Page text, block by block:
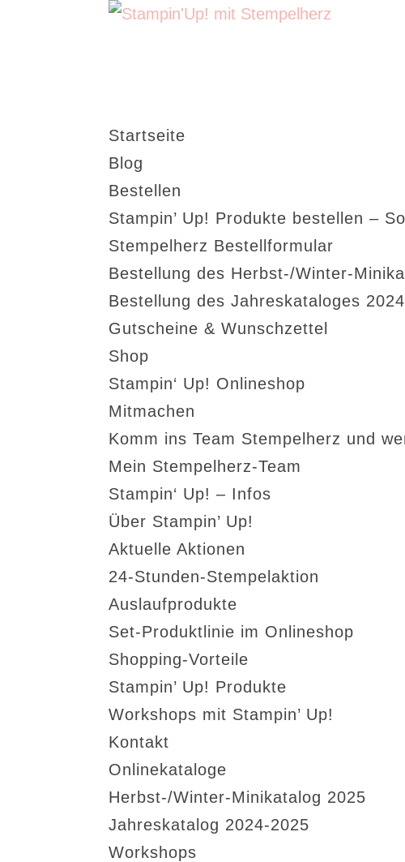
Startseite
Blog
Bestellen
Stampin’ Up! Produkte bestellen –
Stempelherz Bestellformular
Bestellung des Herbst-/Winter-
Bestellung des Jahreskataloges
Gutscheine & Wunschzettel
Shop
Stampin‘ Up! Onlineshop
Mitmachen
Komm ins Team Stempelherz und
Mein Stempelherz-Team
Stampin‘ Up! – Infos
Über Stampin’ Up!
Aktuelle Aktionen
24-Stunden-Stempelaktion
Auslaufprodukte
Set-Produktlinie im Onlineshop
Shopping-Vorteile
Stampin’ Up! Produkte
Workshops mit Stampin’ Up!
Kontakt
Onlinekataloge
Herbst-/Winter-Minikatalog 2025
Jahreskatalog 2024-2025
Workshops